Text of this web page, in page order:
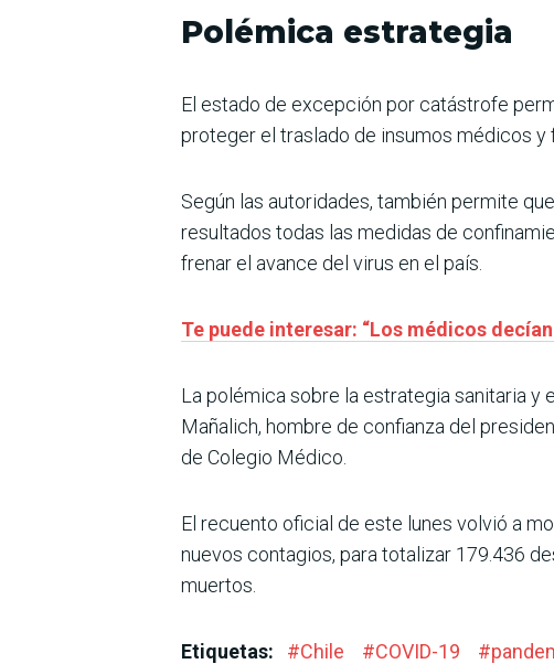
Polémica estrategia
El estado de excepción por catástrofe
proteger el traslado de insumos médicos
Según las autoridades, también permite
resultados todas las medidas de
frenar el avance del virus en el país.
Te puede interesar: “Los médicos
La polémica sobre la estrategia sanitaria y
Mañalich, hombre de confianza del
de Colegio Médico.
El recuento oficial de este lunes volvió a
nuevos contagios, para totalizar 179.436
muertos.
Etiquetas: #Chile #COVID-19 #